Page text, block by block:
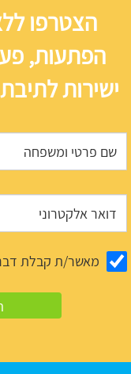
הצטרפו
הפתעות,
ישירות
מאשר/ת קבלת